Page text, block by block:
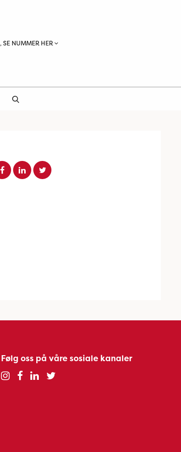
SE NUMMER HER
Følg oss på våre sosiale kanaler